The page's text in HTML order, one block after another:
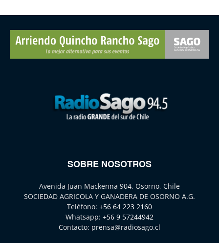
SOBRE NOSOTROS
Avenida Juan Mackenna 904, Osorno, Chile
SOCIEDAD AGRICOLA Y GANADERA DE OSORNO A.G.
Teléfono: +56 64 223 2160
Whatsapp: +56 9 57244942
Contacto: prensa@radiosago.cl